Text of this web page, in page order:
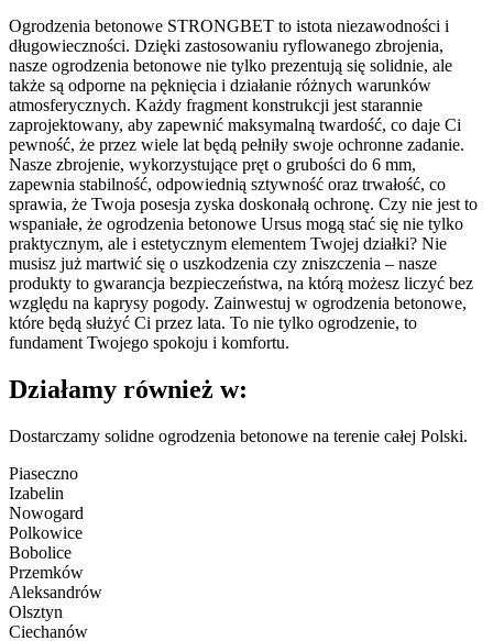
Ogrodzenia betonowe STRONGBET to istota niezawodności i
długowieczności. Dzięki zastosowaniu ryflowanego zbrojenia,
nasze ogrodzenia betonowe nie tylko prezentują się solidnie, ale
także są odporne na pęknięcia i działanie różnych warunków
atmosferycznych. Każdy fragment konstrukcji jest starannie
zaprojektowany, aby zapewnić maksymalną twardość, co daje Ci
pewność, że przez wiele lat będą pełniły swoje ochronne zadanie.
Nasze zbrojenie, wykorzystujące pręt o grubości do 6 mm,
zapewnia stabilność, odpowiednią sztywność oraz trwałość, co
sprawia, że Twoja posesja zyska doskonałą ochronę. Czy nie jest to
wspaniałe, że ogrodzenia betonowe Ursus mogą stać się nie tylko
praktycznym, ale i estetycznym elementem Twojej działki? Nie
musisz już martwić się o uszkodzenia czy zniszczenia – nasze
produkty to gwarancja bezpieczeństwa, na którą możesz liczyć bez
względu na kaprysy pogody. Zainwestuj w ogrodzenia betonowe,
które będą służyć Ci przez lata. To nie tylko ogrodzenie, to
fundament Twojego spokoju i komfortu.
Działamy również w:
Dostarczamy solidne ogrodzenia betonowe na terenie całej Polski.
Piaseczno
Izabelin
Nowogard
Polkowice
Bobolice
Przemków
Aleksandrów
Olsztyn
Ciechanów